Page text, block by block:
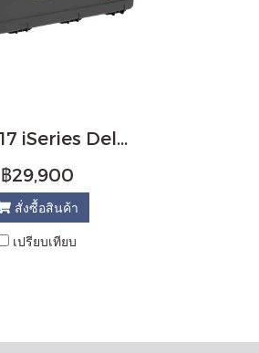
SKB 4217 iSeries Deluxe Mathews Compound Bow Case (Black)
฿29,900
สั่งซื้อสินค้า
เปรียบเทียบ